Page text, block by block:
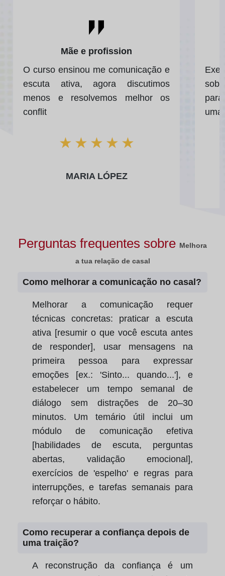
Mãe e profission
O curso ensinou me comunicação e
escuta ativa, agora discutimos
menos e resolvemos melhor os
conflit
★ ★ ★ ★ ★
MARIA LÓPEZ
uma
Perguntas frequentes sobre Melhora
a tua relação de casal
Como melhorar a comunicação no casal?
Melhorar a comunicação requer
técnicas concretas: praticar a escuta
ativa [resumir o que você escuta antes
de responder], usar mensagens na
primeira pessoa para expressar
emoções [ex.: 'Sinto... quando...'], e
estabelecer um tempo semanal de
diálogo sem distrações de 20–30
minutos. Um temário útil inclui um
módulo de comunicação efetiva
[habilidades de escuta, perguntas
abertas, validação emocional],
exercícios de 'espelho' e regras para
interrupções, e tarefas semanais para
reforçar o hábito.
Como recuperar a confiança depois de
uma traição?
A reconstrução da confiança é um